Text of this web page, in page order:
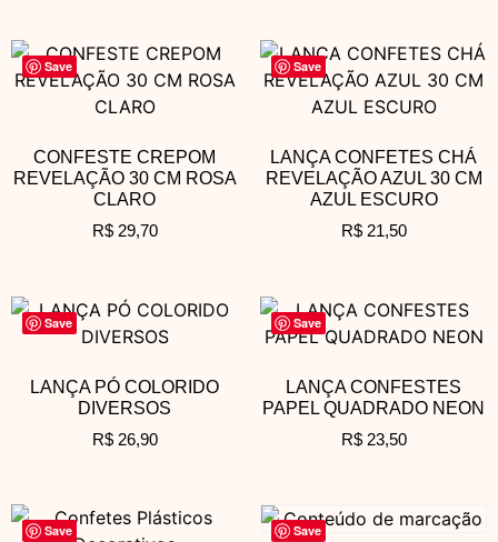
Save
CONFESTE CREPOM
REVELAÇÃO 30 CM ROSA
CLARO
R$29,70
Save
LANÇA CONFETES CHÁ
REVELAÇÃO AZUL 30 CM
AZUL ESCURO
R$21,50
Save
LANÇA PÓ COLORIDO
DIVERSOS
R$26,90
Save
LANÇA CONFESTES
PAPEL QUADRADO NEON
R$23,50
Save Save